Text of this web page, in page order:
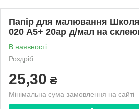
Папір для малювання
020 А5+ 20ар д/мал на
В наявності
Роздріб
25,30 ₴
Мінімальна сума замовлення на